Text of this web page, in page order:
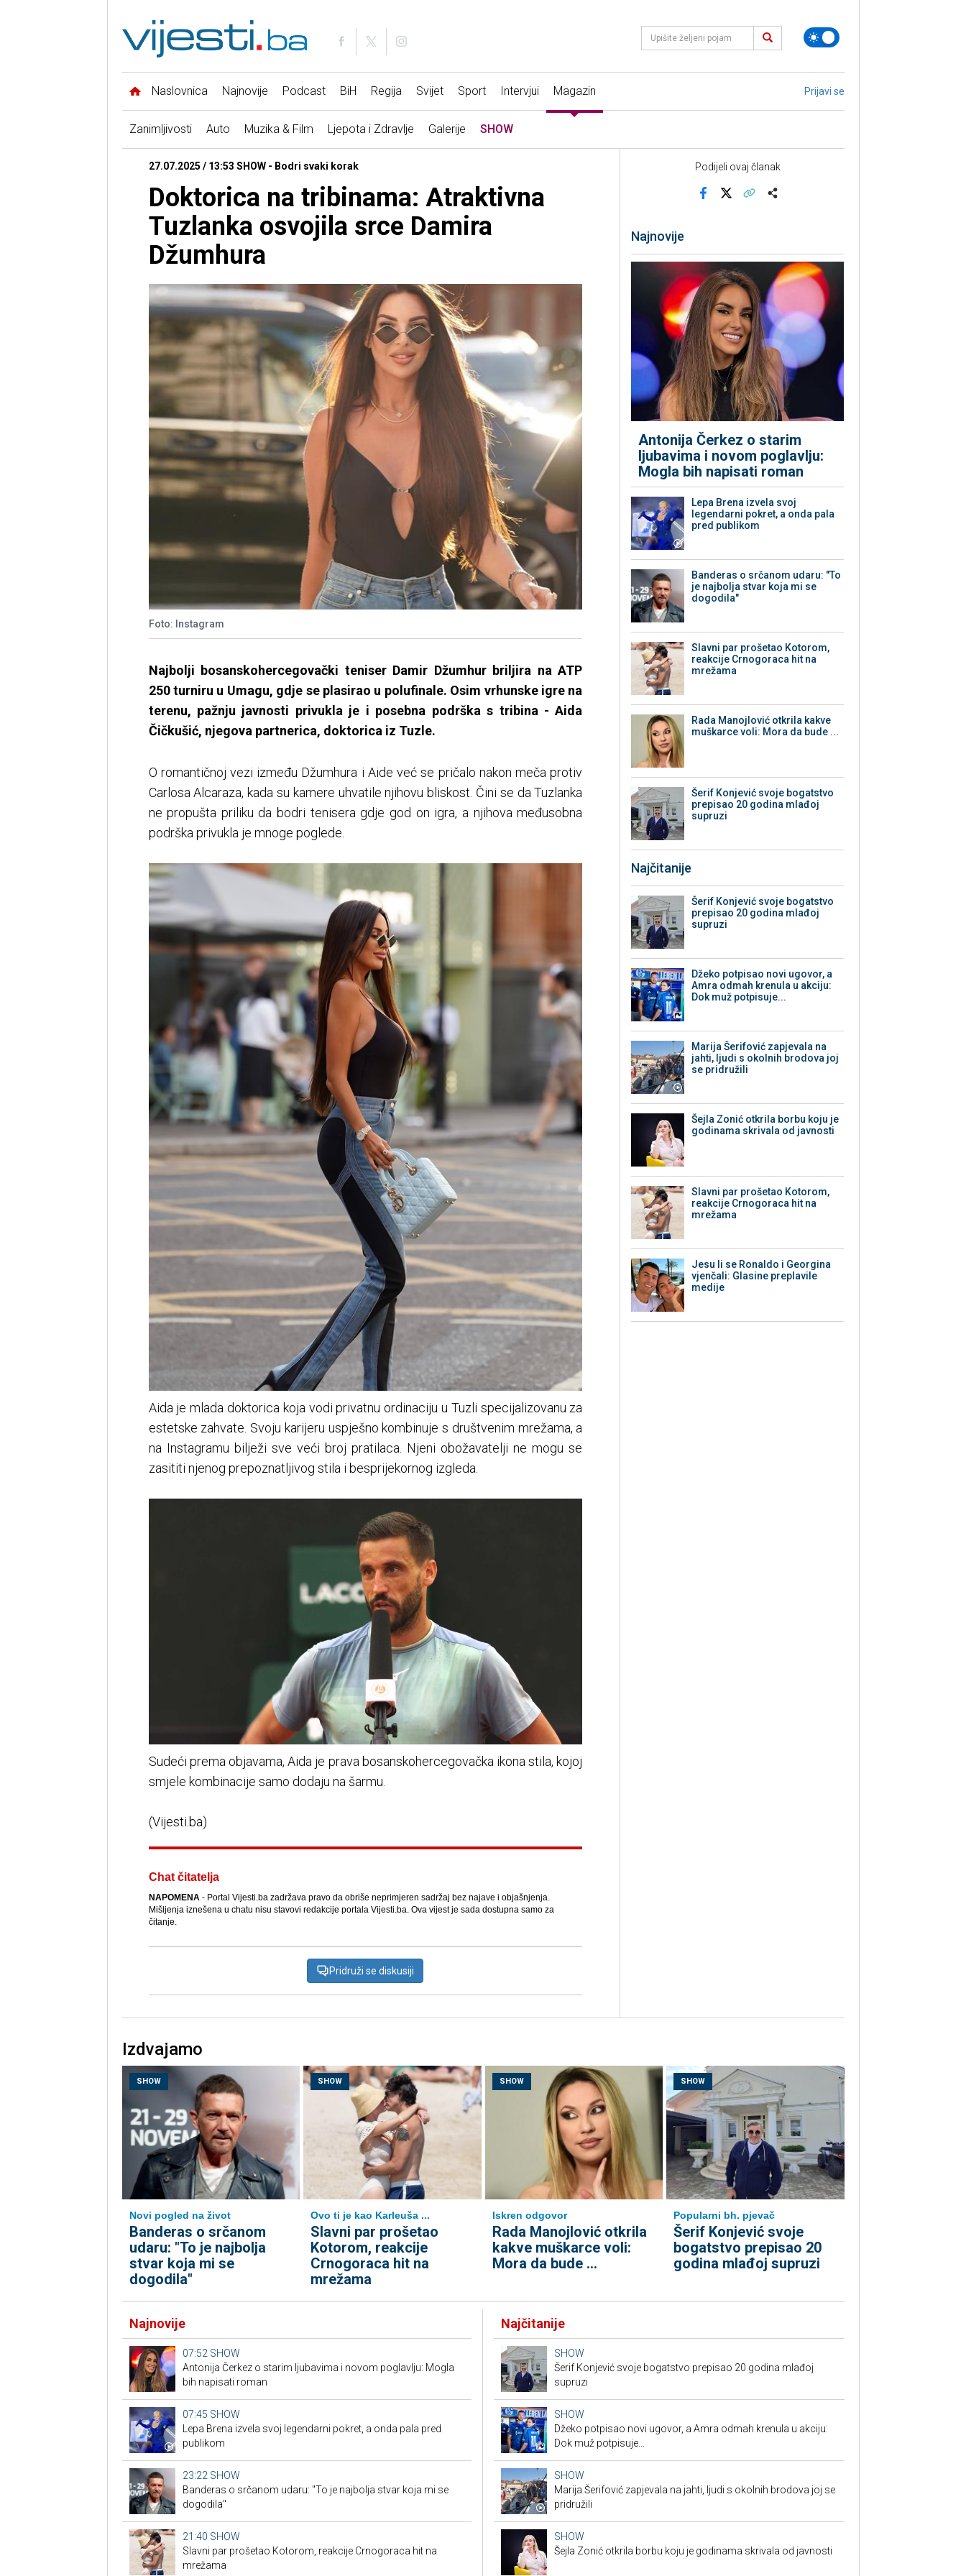
Naslovnica Najnovije Podcast BiH Regija Svijet Sport Intervjui Magazin Prijavi se
Zanimljivosti Auto Muzika & Film Ljepota i Zdravlje Galerije SHOW
27.07.2025 / 13:53 SHOW - Bodri svaki korak
Doktorica na tribinama: Atraktivna
Tuzlanka osvojila srce Damira
Džumhura
Foto: Instagram
Najbolji bosanskohercegovački teniser Damir Džumhur briljira na ATP
250 turniru u Umagu, gdje se plasirao u polufinale. Osim vrhunske igre na
terenu, pažnju javnosti privukla je i posebna podrška s tribina - Aida
Čičkušić, njegova partnerica, doktorica iz Tuzle.
O romantičnoj vezi između Džumhura i Aide već se pričalo nakon meča protiv
Carlosa Alcaraza, kada su kamere uhvatile njihovu bliskost. Čini se da Tuzlanka
ne propušta priliku da bodri tenisera gdje god on igra, a njihova međusobna
podrška privukla je mnoge poglede.
Aida je mlada doktorica koja vodi privatnu ordinaciju u Tuzli specijalizovanu za
estetske zahvate. Svoju karijeru uspješno kombinuje s društvenim mrežama, a
na Instagramu bilježi sve veći broj pratilaca. Njeni obožavatelji ne mogu se
zasititi njenog prepoznatljivog stila i besprijekornog izgleda.
Sudeći prema objavama, Aida je prava bosanskohercegovačka ikona stila, kojoj
smjele kombinacije samo dodaju na šarmu.
(Vijesti.ba)
Chat čitatelja
NAPOMENA- Portal Vijesti.ba zadržava pravo da obriše neprimjeren sadržaj bez najave i objašnjenja.
Mišljenja iznešena u chatu nisu stavovi redakcije portala Vijesti.ba. Ova vijest je sada dostupna samo za
čitanje.
Pridruži se diskusiji
Podijeli ovaj članak
Najnovije
Antonija Čerkez o starim
ljubavima i novom poglavlju:
Mogla bih napisati roman
Lepa Brena izvela svoj
legendarni pokret, a onda pala
pred publikom
Banderas o srčanom udaru: "To
je najbolja stvar koja mi se
dogodila"
Slavni par prošetao Kotorom,
reakcije Crnogoraca hit na
mrežama
Rada Manojlović otkrila kakve
muškarce voli: Mora da bude ...
Šerif Konjević svoje bogatstvo
prepisao 20 godina mlađoj
supruzi
Najčitanije
Šerif Konjević svoje bogatstvo
prepisao 20 godina mlađoj
supruzi
Džeko potpisao novi ugovor, a
Amra odmah krenula u akciju:
Dok muž potpisuje...
Marija Šerifović zapjevala na
jahti, ljudi s okolnih brodova joj
se pridružili
Šejla Zonić otkrila borbu koju je
godinama skrivala od javnosti
Slavni par prošetao Kotorom,
reakcije Crnogoraca hit na
mrežama
Jesu li se Ronaldo i Georgina
vjenčali: Glasine preplavile
medije
Izdvajamo
SHOW
Novi pogled na život
Banderas o srčanom
udaru: "To je najbolja
stvar koja mi se
dogodila"
SHOW
Ovo ti je kao Karleuša ...
Slavni par prošetao
Kotorom, reakcije
Crnogoraca hit na
mrežama
SHOW
Iskren odgovor
Rada Manojlović otkrila
kakve muškarce voli:
Mora da bude ...
SHOW
Popularni bh. pjevač
Šerif Konjević svoje
bogatstvo prepisao 20
godina mlađoj supruzi
Najnovije
07:52 SHOW
Antonija Čerkez o starim ljubavima i novom poglavlju: Mogla
bih napisati roman
07:45 SHOW
Lepa Brena izvela svoj legendarni pokret, a onda pala pred
publikom
23:22 SHOW
Banderas o srčanom udaru: "To je najbolja stvar koja mi se
dogodila"
21:40 SHOW
Slavni par prošetao Kotorom, reakcije Crnogoraca hit na
mrežama
Najčitanije
SHOW
Šerif Konjević svoje bogatstvo prepisao 20 godina mlađoj
supruzi
SHOW
Džeko potpisao novi ugovor, a Amra odmah krenula u akciju:
Dok muž potpisuje...
SHOW
Marija Šerifović zapjevala na jahti, ljudi s okolnih brodova joj se
pridružili
SHOW
Šejla Zonić otkrila borbu koju je godinama skrivala od javnosti